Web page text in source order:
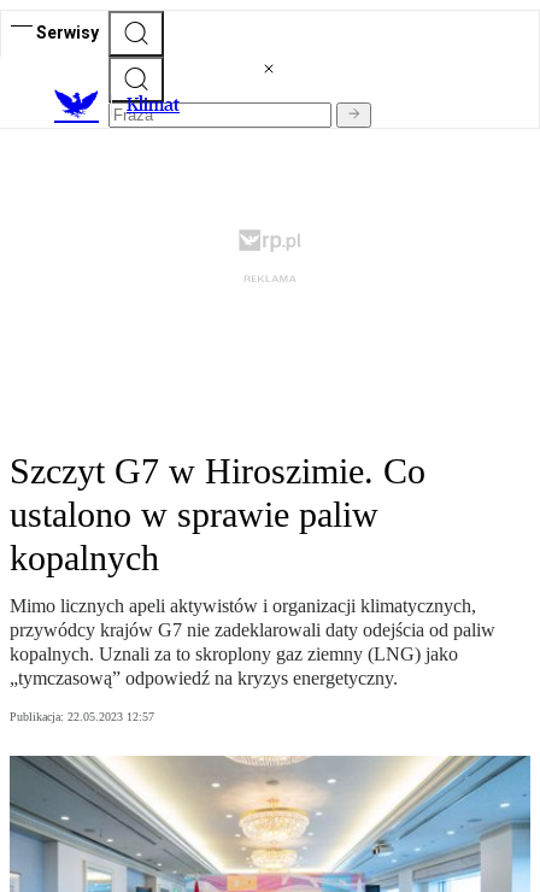
Serwisy
Klimat
Szczyt G7 w Hiroszimie. Co
ustalono w sprawie paliw
kopalnych
Mimo licznych apeli aktywistów i organizacji klimatycznych,
przywódcy krajów G7 nie zadeklarowali daty odejścia od paliw
kopalnych. Uznali za to skroplony gaz ziemny (LNG) jako
„tymczasową” odpowiedź na kryzys energetyczny.
Publikacja: 22.05.2023 12:57